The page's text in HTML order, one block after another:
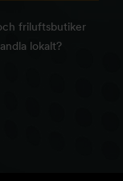
friluftsbutiker
lokalt?